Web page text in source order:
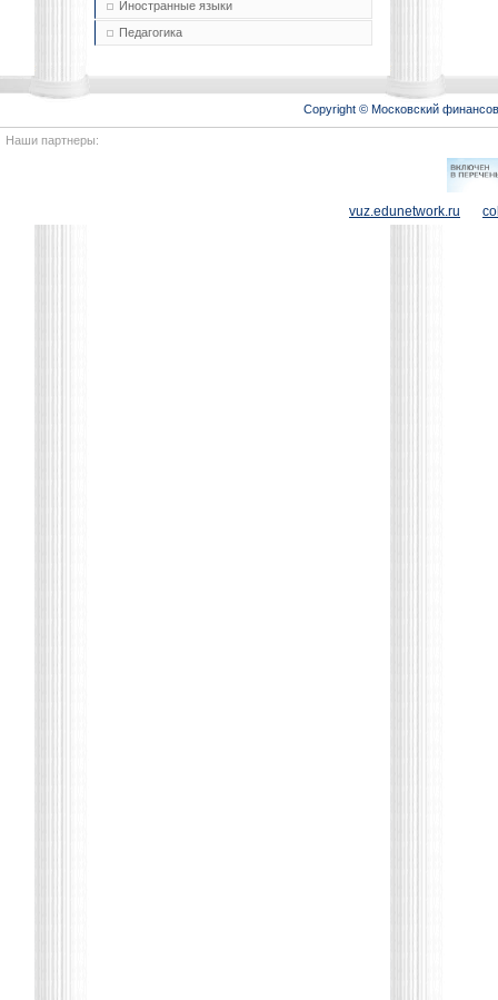
Иностранные языки
Педагогика
Copyright © Московский
Наши партнеры:
vuz.edunetwork.ru